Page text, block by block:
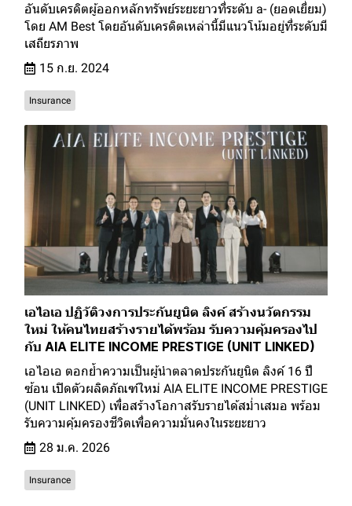
อันดับเครดิตผู้ออกหลักทรัพย์ระยะยาวที่ระดับ a- (ยอดเยี่ยม)
โดย AM Best โดยอันดับเครดิตเหล่านี้มีแนวโน้มอยู่ที่ระดับมี
เสถียรภาพ
15 ก.ย. 2024
Insurance
เอไอเอ ปฏิวัติวงการประกันยูนิต ลิงค์ สร้างนวัตกรรม
ใหม่ ให้คนไทยสร้างรายได้พร้อม รับความคุ้มครองไป
กับ AIA ELITE INCOME PRESTIGE (UNIT LINKED)
เอไอเอ ตอกย้ำความเป็นผู้นำตลาดประกันยูนิต ลิงค์ 16 ปี
ซ้อน เปิดตัวผลิตภัณฑ์ใหม่ AIA ELITE INCOME PRESTIGE
(UNIT LINKED) เพื่อสร้างโอกาสรับรายได้สม่ำเสมอ พร้อม
รับความคุ้มครองชีวิตเพื่อความมั่นคงในระยะยาว
28 ม.ค. 2026
Insurance